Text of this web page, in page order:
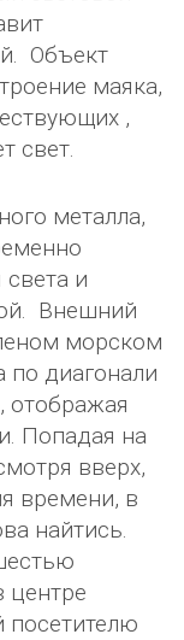
Объект
маяка,
,
свет.
металла,
и
Внешний
морском
по диагонали
отображая
Попадая на
вверх,
времени, в
найтись.
центре